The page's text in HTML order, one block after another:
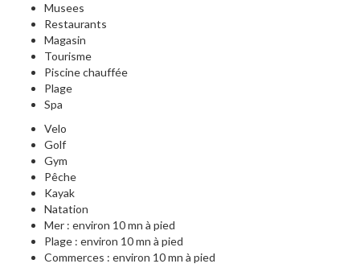
Musees
Restaurants
Magasin
Tourisme
Piscine chauffée
Plage
Spa
Velo
Golf
Gym
Pêche
Kayak
Natation
Mer : environ 10 mn à pied
Plage : environ 10 mn à pied
Commerces : environ 10 mn à pied